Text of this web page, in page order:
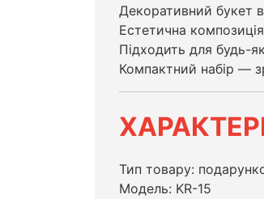
Декоративний букет
Естетична
Підходить для будь-
Компактний набір —
Тип товару:
Модель: KR-15